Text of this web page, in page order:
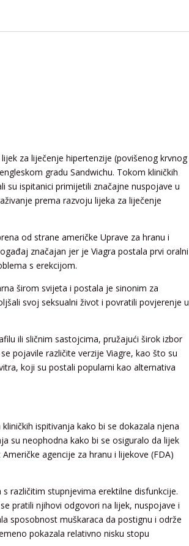
za liječenje hipertenzije (povišenog krvnog
gradu Sandwichu. Tokom kliničkih
su ispitanici primijetili značajne nuspojave u
prema razvoju lijeka za liječenje
od strane američke Uprave za hranu i
značajan jer je Viagra postala prvi oralni
s erekcijom.
širom svijeta i postala je sinonim za
svoj seksualni život i povratili povjerenje u
ili sličnim sastojcima, pružajući širok izbor
pojavile različite verzije Viagre, kao što su
koji su postali popularni kao alternativa
ispitivanja kako bi se dokazala njena
su neophodna kako bi se osiguralo da lijek
agencije za hranu i lijekove (FDA)
različitim stupnjevima erektilne disfunkcije.
pratili njihovi odgovori na lijek, nuspojave i
sposobnost muškaraca da postignu i održe
pokazala relativno nisku stopu